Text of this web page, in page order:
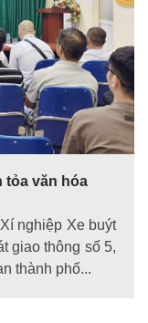
tỏa văn hóa
nghiệp Xe buýt
giao thông số 5,
thành phố...